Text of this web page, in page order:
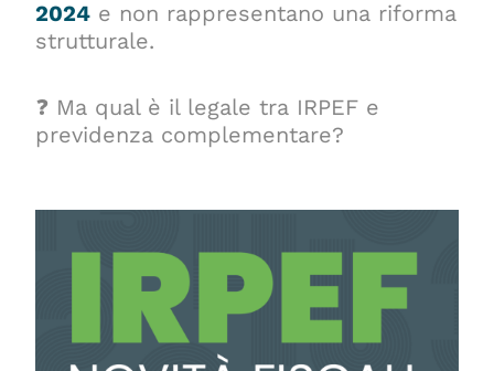
2024 e non rappresentano una riforma
strutturale.
❓ Ma qual è il legale tra IRPEF e
previdenza complementare?